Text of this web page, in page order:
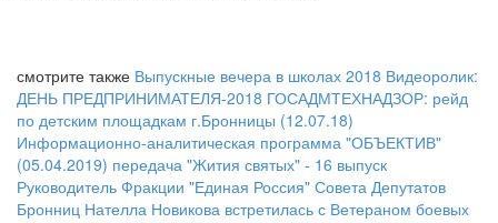
смотрите также Выпускные вечера в школах 2018 Видеоролик:
ДЕНЬ ПРЕДПРИНИМАТЕЛЯ-2018 ГОСАДМТЕХНАДЗОР: рейд
по детским площадкам г.Бронницы (12.07.18)
Информационно-аналитическая программа "ОБЪЕКТИВ"
(05.04.2019) передача "Жития святых" - 16 выпуск
Руководитель Фракции "Единая Россия" Совета Депутатов
Бронниц Нателла Новикова встретилась с Ветераном боевых